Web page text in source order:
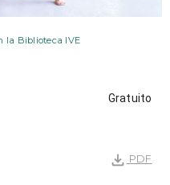
la Biblioteca IVE
Gratuito
file_download PDF